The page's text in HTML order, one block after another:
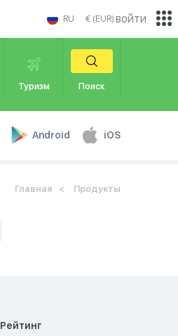
RU € (EUR)
Туризм Поиск
Android iOS
войти
Главная Продукты
Рейтинг